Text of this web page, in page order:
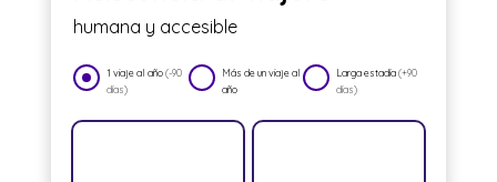
humana y accesible
1 viaje al año(-90
días)
Más de un viaje al
año
Larga estadía(+90
días)